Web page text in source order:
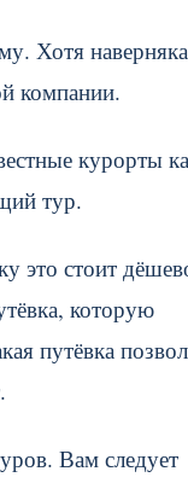
Хотя наверняка
компании.
курорты
тур.
это стоит
которую
путёвка
Вам следует